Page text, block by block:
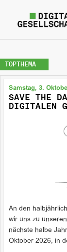
TOPTHEMA
Samstag, 3.
SAVE THE
DIGITALEN
An den
wir uns zu
nächste halbe
Oktober 2026, in